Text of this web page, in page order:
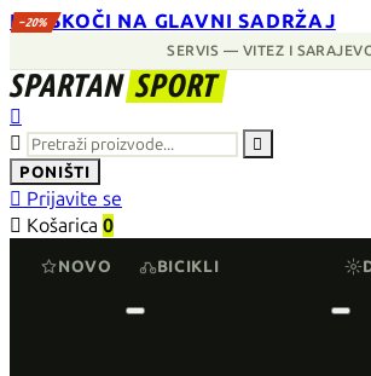
PRESKOČI NA GLAVNI SADRŽAJ
SERVIS — VITEZ I
SPARTAN SPORT



PONIŠTI
 Prijavite se
 Košarica 0
NOVO BICIKLI
−20%